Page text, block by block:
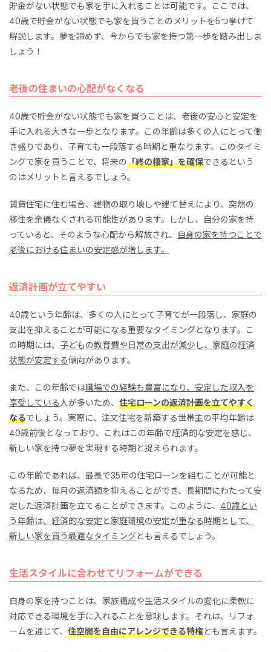
貯金がない状態でも家を手に入れることは可能です。ここでは、
40歳で貯金がない状態でも家を買うことのメリットを5つ挙げて
解説します。夢を諦めず、今からでも家を持つ第一歩を踏み出しま
しょう！
老後の住まいの心配がなくなる
40歳で貯金がない状態でも家を買うことは、老後の安心と安定を
手に入れる大きな一歩となります。この年齢は多くの人にとって働
き盛りであり、子育ても一段落する時期と重なります。このタイミ
ングで家を買うことで、将来の「終の棲家」を確保できるという
のはメリットと言えるでしょう。
賃貸住宅に住む場合、建物の取り壊しや建て替えにより、突然の
移住を余儀なくされる可能性があります。しかし、自分の家を持
っていると、そのような心配から解放され、 自身の家を持つことで
老後における住まいの安定感が増します。
返済計画が立てやすい
40歳という年齢は、多くの人にとって子育てが一段落し、家庭の
支出を抑えることが可能になる重要なタイミングとなります。こ
の時期には、 子どもの教育費や日常の支出が減少し、家庭の経済
状態が安定する傾向があります。
また、この年齢では職場での経験も豊富になり、安定した収入を
享受している人が多いため、 住宅ローンの返済計画を立てやすく
なるでしょう。実際に、注文住宅を新築する世帯主の平均年齢は
40歳前後となっており、これはこの年齢で経済的な安定を感じ、
新しい家を持つ夢を実現する時期と捉えられます。
この年齢であれば、最長で35年の住宅ローンを組むことが可能と
なるため、毎月の返済額を抑えることができ、長期間にわたって安
定した返済計画を立てることができます。このように、 40歳とい
う年齢は、経済的な安定と家庭環境の安定が重なる時期として、
新しい家を買う最適なタイミングとも言えるでしょう。
生活スタイルに合わせてリフォームができる
自身の家を持つことは、家族構成や生活スタイルの変化に柔軟に
対応できる環境を手に入れることを意味します。それは、リフォ
ームを通じて、 住空間を自由にアレンジできる特権とも言えます。